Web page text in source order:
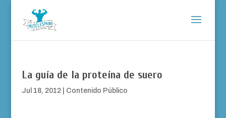
La guía de la proteína de suero
Jul 18, 2012| Contenido Público